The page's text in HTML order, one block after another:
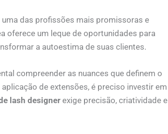
das profissões mais promissoras e
oferece um leque de oportunidades para
a autoestima de suas clientes.
compreender as nuances que definem o
de extensões, é preciso investir em
lash designerexige precisão, criatividade e